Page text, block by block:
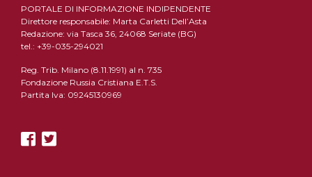
PORTALE DI INFORMAZIONE INDIPENDENTE
Direttore responsabile: Marta Carletti Dell’Asta
Redazione: via Tasca 36, 24068 Seriate (BG)
tel.: +39-035-294021
Reg. Trib. Milano (8.11.1991) al n. 735
Fondazione Russia Cristiana E.T.S.
Partita Iva: 09245130969